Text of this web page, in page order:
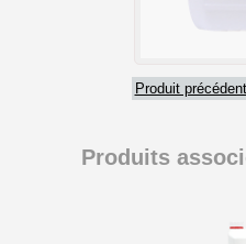
Produit précédent
Produits